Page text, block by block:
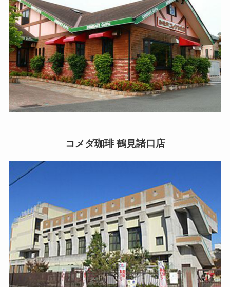
コメダ珈琲 鶴見諸口店